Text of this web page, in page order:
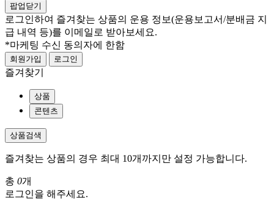
팝업닫기
로그인하여 즐겨찾는 상품의 운용 정보(운용보고서/분배금 지
급 내역 등)를 이메일로 받아보세요.
*마케팅 수신 동의자에 한함
회원가입 로그인
즐겨찾기
상품
콘텐츠
상품검색
즐겨찾는 상품의 경우 최대 10개까지만 설정 가능합니다.
총 0개
로그인을 해주세요.